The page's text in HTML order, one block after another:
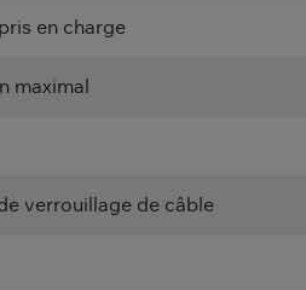
en charge
maximal
verrouillage de câble